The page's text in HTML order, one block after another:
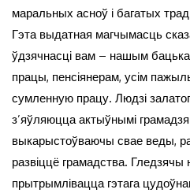
маральных асноў і багатых
Гэта выдатная магчымасць
ўдзячнасці вам – нашым
працы, пенсіянерам, усім
сумленную працу. Людзі
з’яўляюцца актыўнымі
выкарыстоўваючы свае веды,
развіццё грамадства.
прытрымлівацца гэтага